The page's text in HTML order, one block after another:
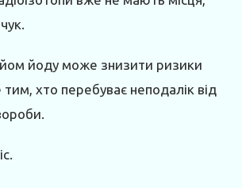
йоду може знизити ризики
хто перебуває неподалік від